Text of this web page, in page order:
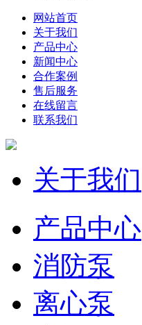
网站首页
关于我们
产品中心
新闻中心
合作案例
售后服务
在线留言
联系我们
关于我们
产品中心
消防泵
离心泵